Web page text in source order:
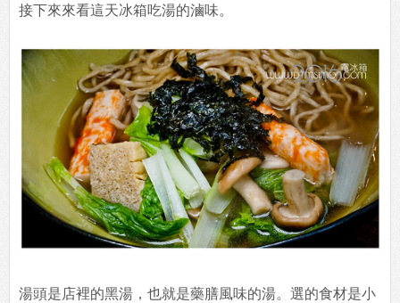
接下來來看這天冰箱吃湯的滷味。
湯頭是店裡的黑湯，也就是藥膳風味的湯。選的食材是小